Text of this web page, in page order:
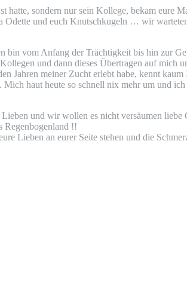
hatte, sondern nur sein Kollege, bekam eure
und euch Knutschkugeln … wir
bin vom Anfang der Trächtigkeit bis hin zur
und dann dieses Übertragen auf mich
Jahren meiner Zucht erlebt habe, kennt
haut heute so schnell nix mehr um und
und wir wollen es nicht versäumen liebe
Regenbogenland !!
Lieben an eurer Seite stehen und die